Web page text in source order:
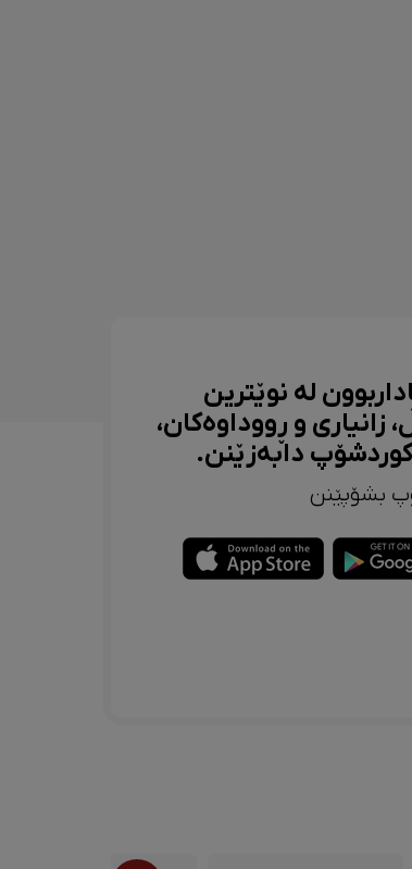
لە نوێترین
زانیاری و ڕووداوەکان،
دابەزێنن.
بشۆپێنن